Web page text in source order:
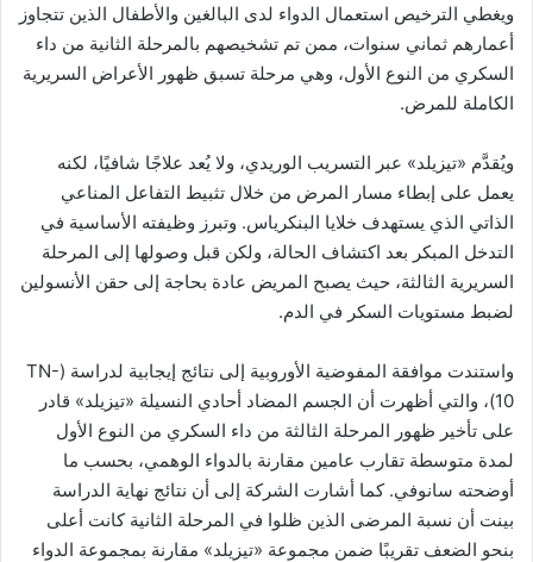
ويغطي الترخيص استعمال الدواء لدى البالغين والأطفال الذين تتجاوز
أعمارهم ثماني سنوات، ممن تم تشخيصهم بالمرحلة الثانية من داء
السكري من النوع الأول، وهي مرحلة تسبق ظهور الأعراض السريرية
الكاملة للمرض.
ويُقدَّم «تيزيلد» عبر التسريب الوريدي، ولا يُعد علاجًا شافيًا، لكنه
يعمل على إبطاء مسار المرض من خلال تثبيط التفاعل المناعي
الذاتي الذي يستهدف خلايا البنكرياس. وتبرز وظيفته الأساسية في
التدخل المبكر بعد اكتشاف الحالة، ولكن قبل وصولها إلى المرحلة
السريرية الثالثة، حيث يصبح المريض عادة بحاجة إلى حقن الأنسولين
لضبط مستويات السكر في الدم.
واستندت موافقة المفوضية الأوروبية إلى نتائج إيجابية لدراسة (TN-
10)، والتي أظهرت أن الجسم المضاد أحادي النسيلة «تيزيلد» قادر
على تأخير ظهور المرحلة الثالثة من داء السكري من النوع الأول
لمدة متوسطة تقارب عامين مقارنة بالدواء الوهمي، بحسب ما
أوضحته سانوفي. كما أشارت الشركة إلى أن نتائج نهاية الدراسة
بينت أن نسبة المرضى الذين ظلوا في المرحلة الثانية كانت أعلى
بنحو الضعف تقريبًا ضمن مجموعة «تيزيلد» مقارنة بمجموعة الدواء